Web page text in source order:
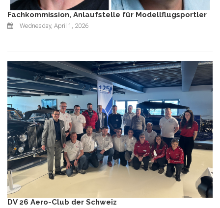
Fachkommission, Anlaufstelle für Modellflugsportler
Wednesday, April 1, 2026
DV 26 Aero-Club der Schweiz